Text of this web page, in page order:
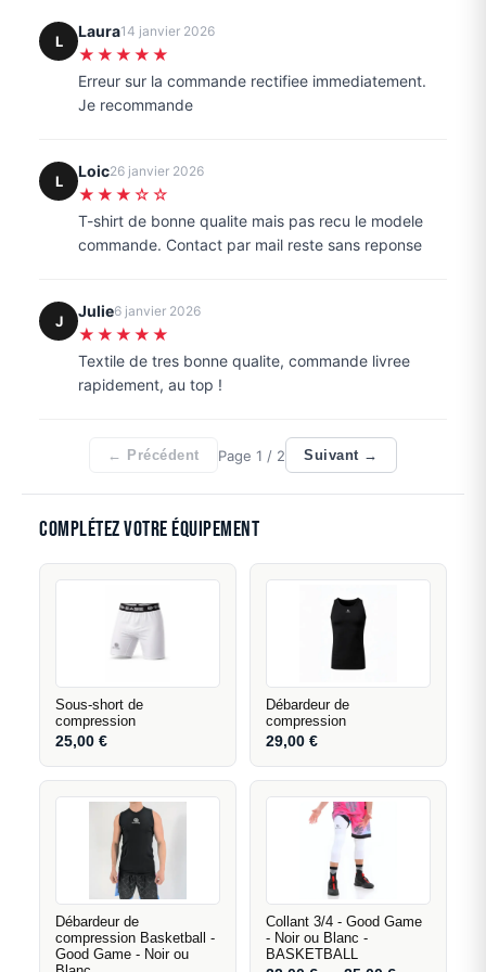
L
Laura14 janvier 2026
★★★★★
Erreur sur la commande rectifiee immediatement.
Je recommande
L
Loic26 janvier 2026
★★★☆☆
T-shirt de bonne qualite mais pas recu le modele
commande. Contact par mail reste sans reponse
J
Julie6 janvier 2026
★★★★★
Textile de tres bonne qualite, commande livree
rapidement, au top !
← Précédent Page1 / 2 Suivant →
Complétez votre équipement
Sous-short de
compression
25,00€
Débardeur de
compression
29,00€
Débardeur de
compression Basketball -
Good Game - Noir ou
Collant 3/4 - Good Game
- Noir ou Blanc -
BASKETBALL